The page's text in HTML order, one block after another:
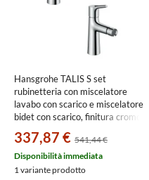
Hansgrohe TALIS S set
rubinetteria con miscelatore
lavabo con scarico e miscelatore
bidet con scarico, finitura cromo
337,87 € 541,44 €
Disponibilità immediata
1 variante prodotto